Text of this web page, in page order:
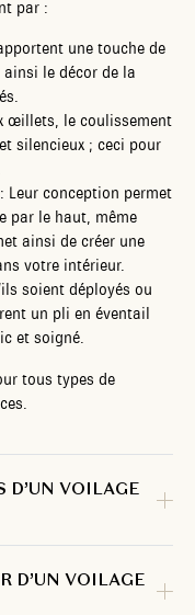
par :
une touche de
le décor de la
œillets, le coulissement
silencieux ; ceci pour
: Leur conception permet
par le haut, même
ainsi de créer une
votre intérieur.
soient déployés ou
un pli en éventail
et soigné.
tous types de
VOILAGE
D’UN VOILAGE